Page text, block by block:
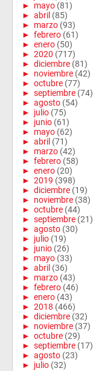
► mayo (81)
► abril (85)
► marzo (93)
► febrero (61)
► enero (50)
► 2020 (717)
► diciembre (81)
► noviembre (42)
► octubre (77)
► septiembre (74)
► agosto (54)
► julio (75)
► junio (61)
► mayo (62)
► abril (71)
► marzo (42)
► febrero (58)
► enero (20)
► 2019 (398)
► diciembre (19)
► noviembre (38)
► octubre (44)
► septiembre (21)
► agosto (30)
► julio (19)
► junio (26)
► mayo (33)
► abril (36)
► marzo (43)
► febrero (46)
► enero (43)
► 2018 (466)
► diciembre (32)
► noviembre (37)
► octubre (29)
► septiembre (17)
► agosto (23)
► julio (32)